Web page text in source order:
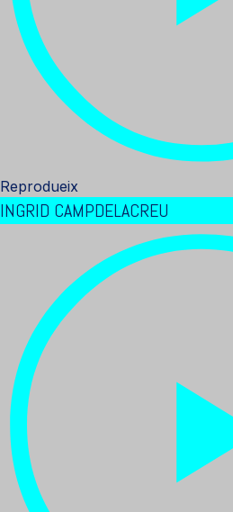
Reprodueix
INGRID CAMPDELACREU